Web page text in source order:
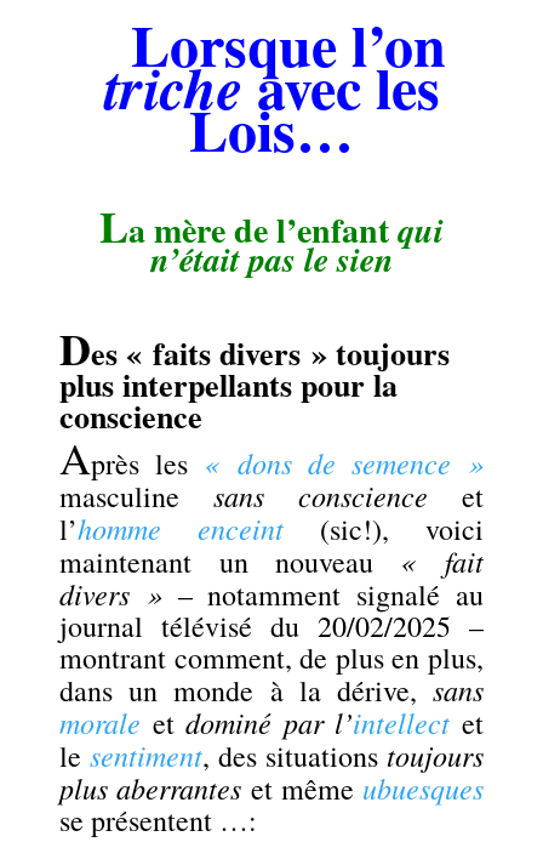
Lorsque l’on
tricheavec les
Lois…
La mère de l’enfantqui
n’était pas le sien
Des « faits divers » toujours
plus interpellants pour la
conscience
Après les « dons de semence »
masculinesans conscience et
l’homme enceint (sic!), voici
maintenant un nouveau « fait
divers » – notamment signalé au
journal télévisé du 20/02/2025 –
montrant comment, de plus en plus,
dans un monde à la dérive, sans
morale etdominé par l’intellect et
le sentiment, des situations toujours
plus aberrantes et même ubuesques
se présentent …: